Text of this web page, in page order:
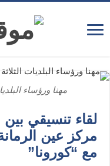
مهنا ورؤساء
مركز عين
مع “كورونا”